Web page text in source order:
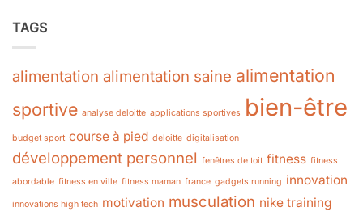
TAGS
alimentation alimentation saine alimentation
sportive analyse deloitte applications sportives bien-être
budget sport course à pied deloitte digitalisation
développement personnel fenêtres de toit fitness fitness
abordable fitness en ville fitness maman france gadgets running innovation
innovations high tech motivation musculation nike training